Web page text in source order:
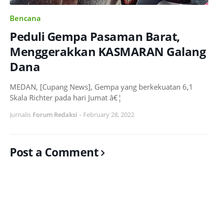
Bencana
Peduli Gempa Pasaman Barat,
Menggerakkan KASMARAN Galang
Dana
MEDAN, [Cupang News], Gempa yang berkekuatan 6,1
Skala Richter pada hari Jumat â€¦
Jurnalis Forum Redaksi - February 28, 2022
Post a Comment